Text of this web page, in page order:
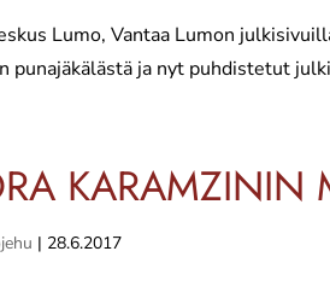
Lumo, Vantaa Lumon
punajäkälästä ja nyt puhdistetut
KARAMZININ
| 28.6.2017